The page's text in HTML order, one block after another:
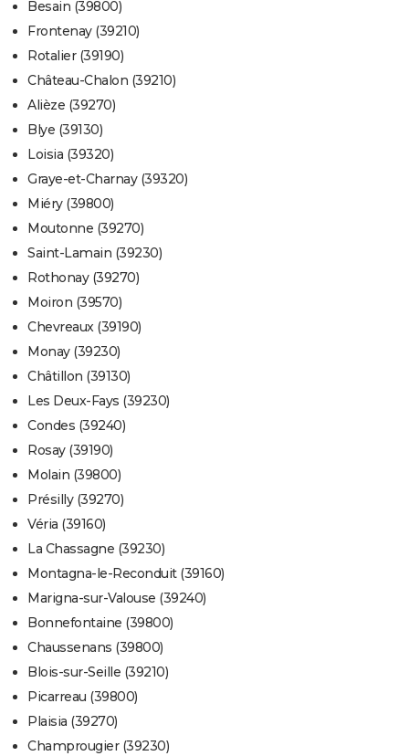
Besain (39800)
Frontenay (39210)
Rotalier (39190)
Château-Chalon (39210)
Alièze (39270)
Blye (39130)
Loisia (39320)
Graye-et-Charnay (39320)
Miéry (39800)
Moutonne (39270)
Saint-Lamain (39230)
Rothonay (39270)
Moiron (39570)
Chevreaux (39190)
Monay (39230)
Châtillon (39130)
Les Deux-Fays (39230)
Condes (39240)
Rosay (39190)
Molain (39800)
Présilly (39270)
Véria (39160)
La Chassagne (39230)
Montagna-le-Reconduit (39160)
Marigna-sur-Valouse (39240)
Bonnefontaine (39800)
Chaussenans (39800)
Blois-sur-Seille (39210)
Picarreau (39800)
Plaisia (39270)
Champrougier (39230)